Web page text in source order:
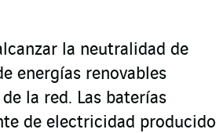
la neutralidad de
energías renovables
la red. Las baterías
de electricidad producido